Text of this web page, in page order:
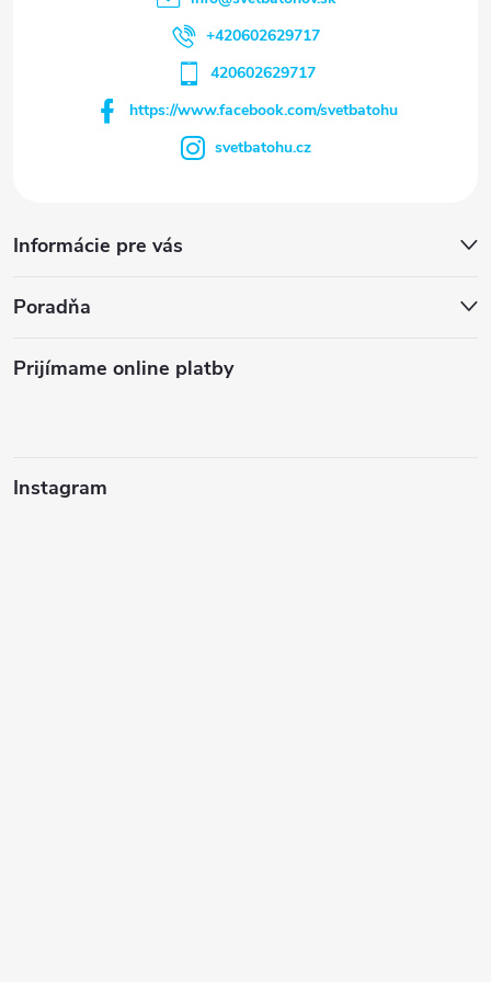
+420602629717
420602629717
https://www.facebook.com/svetbatohu
svetbatohu.cz
Informácie pre vás
Poradňa
Prijímame online platby
Instagram